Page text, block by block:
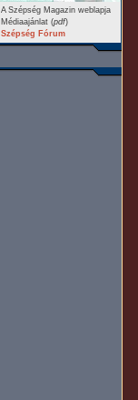
A Szépség Magazin weblapja
Médiaajánlat (pdf)
Szépség Fórum